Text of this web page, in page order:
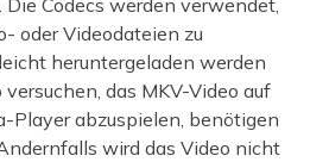
oder Videodateien zu
heruntergeladen werden
das MKV-Video auf
Player abzuspielen, benötigen
wird das Video nicht